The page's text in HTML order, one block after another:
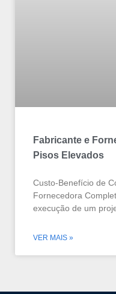
Fabricante e
Pisos Elevados
Custo-Benefício de
Fornecedora
execução de um
VER MAIS »